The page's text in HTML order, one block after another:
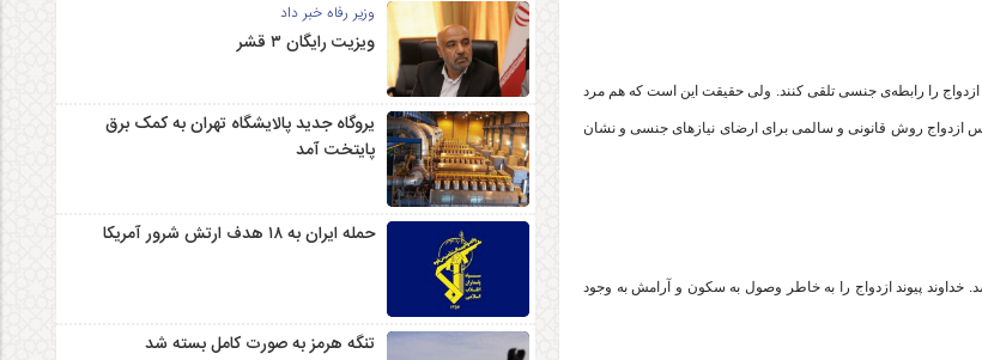
را رابطه‌ی جنسی تلقی کنند. ولی حقیقت این است که هم مرد
پس ازدواج روش قانونی و سالمی‌ برای ارضای نیازهای جنسی و نشان
خداوند پیوند ازدواج را به خاطر وصول به سکون و آرامش به وجود
وزیر رفاه خبر داد
ویزیت رایگان ۳ قشر
یروگاه جدید پالایشگاه تهران به کمک برق
پایتخت آمد
حمله ایران به ۱۸ هدف ارتش شرور آمریکا
تنگه هرمز به صورت کامل بسته شد